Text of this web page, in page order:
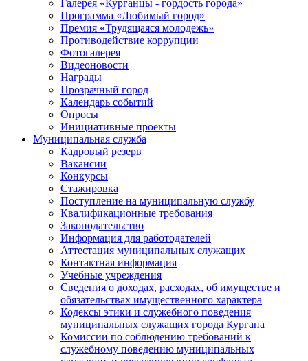
Галерея «Курганцы - гордость города»
Программа «Любимый город»
Премия «Трудящаяся молодежь»
Противодействие коррупции
Фотогалерея
Видеоновости
Награды
Прозрачный город
Календарь событий
Опросы
Инициативные проекты
Муниципальная служба
Кадровый резерв
Вакансии
Конкурсы
Стажировка
Поступление на муниципальную службу
Квалификационные требования
Законодательство
Информация для работодателей
Аттестация муниципальных служащих
Контактная информация
Учебные учреждения
Сведения о доходах, расходах, об имуществе и
обязательствах имущественного характера
Кодексы этики и служебного поведения
муниципальных служащих города Кургана
Комиссии по соблюдению требований к
служебному поведению муниципальных